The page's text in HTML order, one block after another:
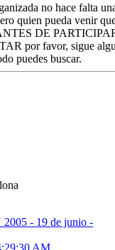
no hace falta
quien pueda venir
DE
por favor, sigue
puedes buscar.
- 19 de junio -